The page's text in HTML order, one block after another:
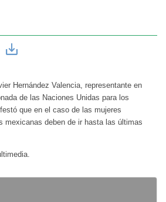
Hernández Valencia, representante en
de las Naciones Unidas para los
que en el caso de las mujeres
mexicanas deben de ir hasta las últimas